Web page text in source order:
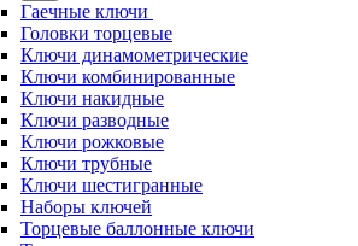
Гаечные ключи
Головки торцевые
Ключи динамометрические
Ключи комбинированные
Ключи накидные
Ключи разводные
Ключи рожковые
Ключи трубные
Ключи шестигранные
Наборы ключей
Торцевые баллонные ключи